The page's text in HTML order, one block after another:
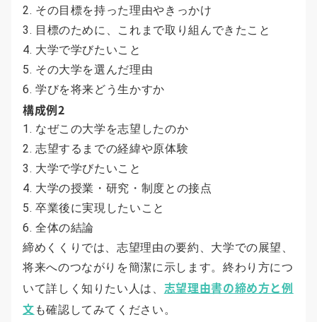
その目標を持った理由やきっかけ
目標のために、これまで取り組んできたこと
大学で学びたいこと
その大学を選んだ理由
学びを将来どう生かすか
構成例2
なぜこの大学を志望したのか
志望するまでの経緯や原体験
大学で学びたいこと
大学の授業・研究・制度との接点
卒業後に実現したいこと
全体の結論
締めくくりでは、志望理由の要約、大学での展望、
将来へのつながりを簡潔に示します。終わり方につ
いて詳しく知りたい人は、 志望理由書の締め方と例
文 も確認してみてください。